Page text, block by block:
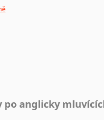
po anglicky